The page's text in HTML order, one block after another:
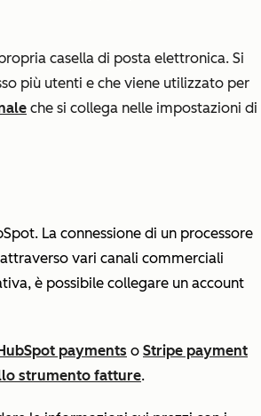
casella di posta elettronica. Si
più utenti e che viene utilizzato per
che si collega nelle impostazioni di
La connessione di un processore
vari canali commerciali
è possibile collegare un account
payments o Stripe payment
strumento fatture.